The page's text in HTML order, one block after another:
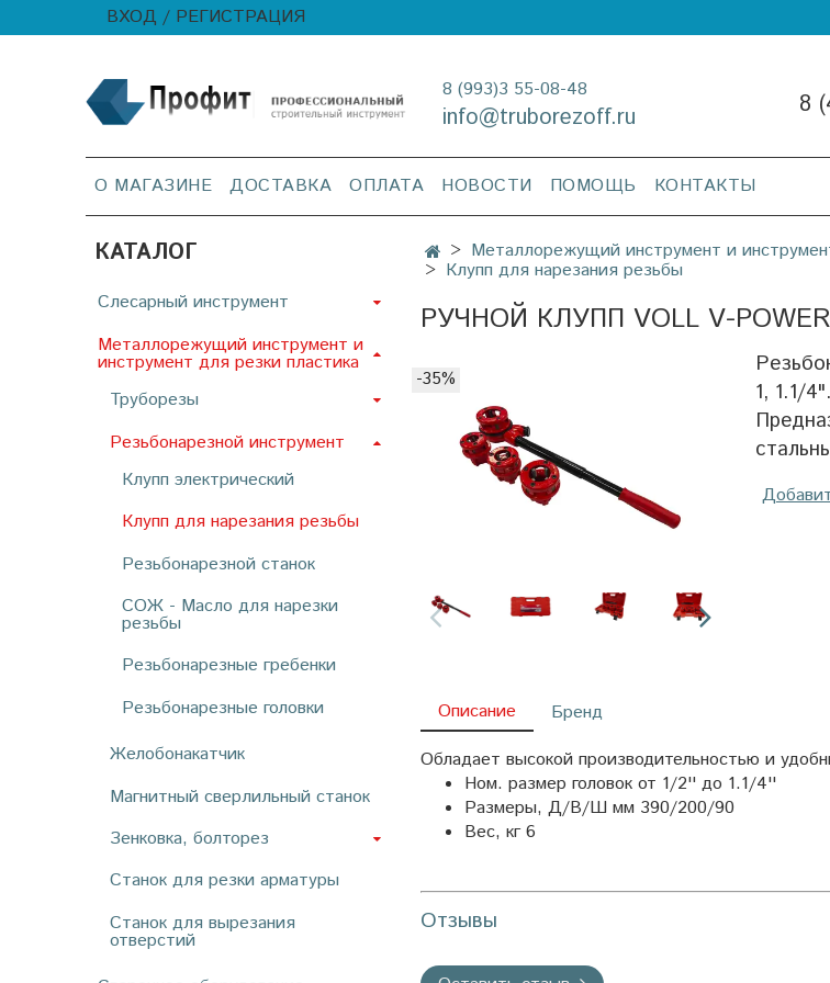
ВХОД / РЕГИСТРАЦИЯ
8 (993)3 55-08-48
info@truborezoff.ru 8
О МАГАЗИНЕ ДОСТАВКА ОПЛАТА НОВОСТИ ПОМОЩЬ КОНТАКТЫ
Металлорежущий инструмент и
Клупп для нарезания резьбы
РУЧНОЙ КЛУПП VOLL V-
-35%
1, 1.1/4".
Описание
Обладает высокой производительностью и
Ном. размер головок от 1/2'' до 1.1/4''
Размеры, Д/В/Ш мм 390/200/90
Вес, кг 6
Бренд
Отзывы
КАТАЛОГ
Слесарный инструмент
Металлорежущий инструмент и
инструмент для резки пластика
Труборезы
Резьбонарезной инструмент
Клупп электрический
Клупп для нарезания резьбы
Резьбонарезной станок
СОЖ - Масло для нарезки
резьбы
Резьбонарезные гребенки
Резьбонарезные головки
Желобонакатчик
Магнитный сверлильный станок
Зенковка, болторез
Станок для резки арматуры
Станок для вырезания
отверстий